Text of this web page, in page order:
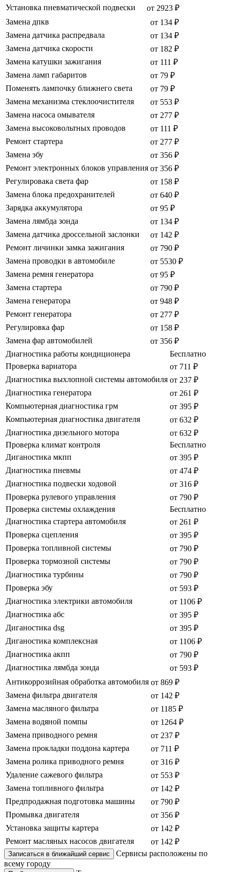
Установка пневматической подвески
от 2923 ₽
Замена дпкв
от 134 ₽
Замена датчика распредвала
от 134 ₽
Замена датчика скорости
от 182 ₽
Замена катушки зажигания
от 111 ₽
Замена ламп габаритов
от 79 ₽
Поменять лампочку ближнего света
от 79 ₽
Замена механизма стеклоочистителя
от 553 ₽
Замена насоса омывателя
от 277 ₽
Замена высоковольтных проводов
от 111 ₽
Ремонт стартера
от 277 ₽
Замена эбу
от 356 ₽
Ремонт электронных блоков управления от 356 ₽
Регулировака света фар
от 158 ₽
Замена блока предохранителей
от 640 ₽
Зарядка аккумулятора
от 95 ₽
Замена лямбда зонда
от 134 ₽
Замена датчика дроссельной заслонки
от 142 ₽
Ремонт личинки замка зажигания
от 790 ₽
Замена проводки в автомобиле
от 5530 ₽
Замена ремня генератора
от 95 ₽
Замена стартера
от 790 ₽
Замена генератора
от 948 ₽
Ремонт генератора
от 277 ₽
Регулировка фар
от 158 ₽
Замена фар автомобилей
от 356 ₽
Диагностика работы кондиционера
Бесплатно
Проверка вариатора
от 711 ₽
Диагностика выхлопной системы автомобиля от 237 ₽
Диагностика генератора
от 261 ₽
Компьютерная диагностика грм
от 395 ₽
Компьютерная диагностика двигателя
от 632 ₽
Диагностика дизельного мотора
от 632 ₽
Проверка климат контроля
Бесплатно
Диганостика мкпп
от 395 ₽
Диагностика пневмы
от 474 ₽
Диагностика подвески ходовой
от 316 ₽
Проверка рулевого управления
от 790 ₽
Проверка системы охлаждения
Бесплатно
Диагностика стартера автомобиля
от 261 ₽
Проверка сцепления
от 395 ₽
Проверка топливной системы
от 790 ₽
Проверка тормозной системы
от 790 ₽
Диагностика турбины
от 790 ₽
Проверка эбу
от 593 ₽
Диагностика электрики автомобиля
от 1106 ₽
Диагностика абс
от 395 ₽
Диганостика dsg
от 395 ₽
Диганостика комплексная
от 1106 ₽
Диагностика акпп
от 790 ₽
Диагностика лямбда зонда
от 593 ₽
Антикоррозийная обработка автомобиля от 869 ₽
Замена фильтра двигателя
от 142 ₽
Замена масляного фильтра
от 1185 ₽
Замена водяной помпы
от 1264 ₽
Замена приводного ремня
от 237 ₽
Замена прокладки поддона картера
от 711 ₽
Замена ролика приводного ремня
от 316 ₽
Удаление сажевого фильтра
от 553 ₽
Замена топливного фильтра
от 142 ₽
Предпродажная подготовка машины
от 790 ₽
Промывка двигателя
от 356 ₽
Установка защиты картера
от 142 ₽
Ремонт масляных насосов двигателя
от 142 ₽
Записаться в ближайший сервис
Сервисы расположены по
всему городу